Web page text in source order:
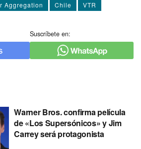
Aggregation Chile VTR
Suscríbete en:
Warner Bros. confirma película
de «Los Supersónicos» y Jim
Carrey será protagonista